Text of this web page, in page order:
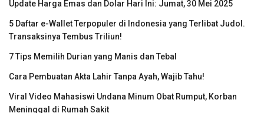
Update Harga Emas dan Dolar Hari Ini: Jumat, 30 Mei 2025
5 Daftar e-Wallet Terpopuler di Indonesia yang Terlibat Judol.
Transaksinya Tembus Triliun!
7 Tips Memilih Durian yang Manis dan Tebal
Cara Pembuatan Akta Lahir Tanpa Ayah, Wajib Tahu!
Viral Video Mahasiswi Undana Minum Obat Rumput, Korban
Meninggal di Rumah Sakit